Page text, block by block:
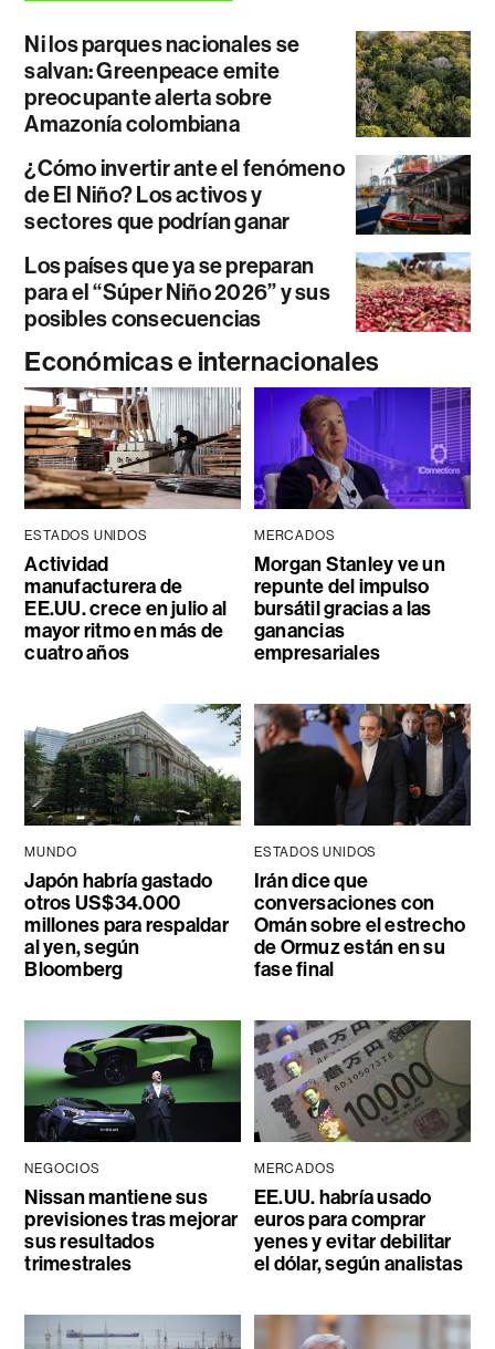
Ni los parques nacionales se
salvan: Greenpeace emite
preocupante alerta sobre
Amazonía colombiana
¿Cómo invertir ante el fenómeno
de El Niño? Los activos y
sectores que podrían ganar
Los países que ya se preparan
para el “Súper Niño 2026” y sus
posibles consecuencias
Económicas e internacionales
ESTADOS UNIDOS
Actividad
manufacturera de
EE.UU. crece en julio al
mayor ritmo en más de
cuatro años
MERCADOS
Morgan Stanley ve un
repunte del impulso
bursátil gracias a las
ganancias
empresariales
MUNDO
Japón habría gastado
otros US$34.000
millones para respaldar
al yen, según
Bloomberg
ESTADOS UNIDOS
Irán dice que
conversaciones con
Omán sobre el estrecho
de Ormuz están en su
fase final
NEGOCIOS
Nissan mantiene sus
previsiones tras mejorar
sus resultados
trimestrales
MERCADOS
EE.UU. habría usado
euros para comprar
yenes y evitar debilitar
el dólar, según analistas